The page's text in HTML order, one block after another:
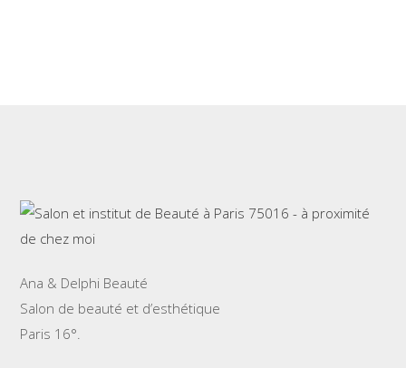
Ana & Delphi Beauté
Salon de beauté et d’esthétique
Paris 16°.